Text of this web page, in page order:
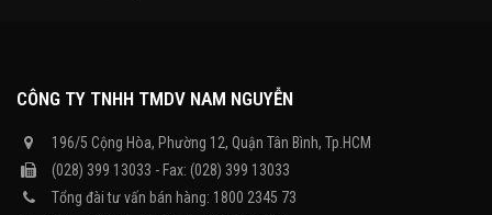
CÔNG TY TNHH TMDV NAM NGUYỄN
196/5 Cộng Hòa, Phường 12, Quận Tân Bình, Tp.HCM
(028) 399 13033 - Fax: (028) 399 13033
Tổng đài tư vấn bán hàng: 1800 2345 73